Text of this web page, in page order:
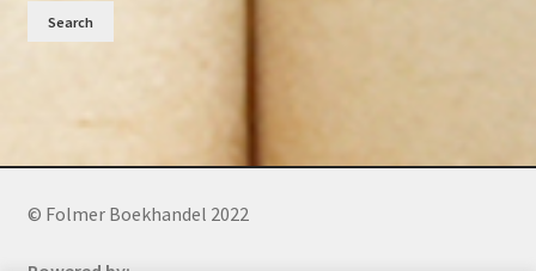
Search
© Folmer Boekhandel 2022